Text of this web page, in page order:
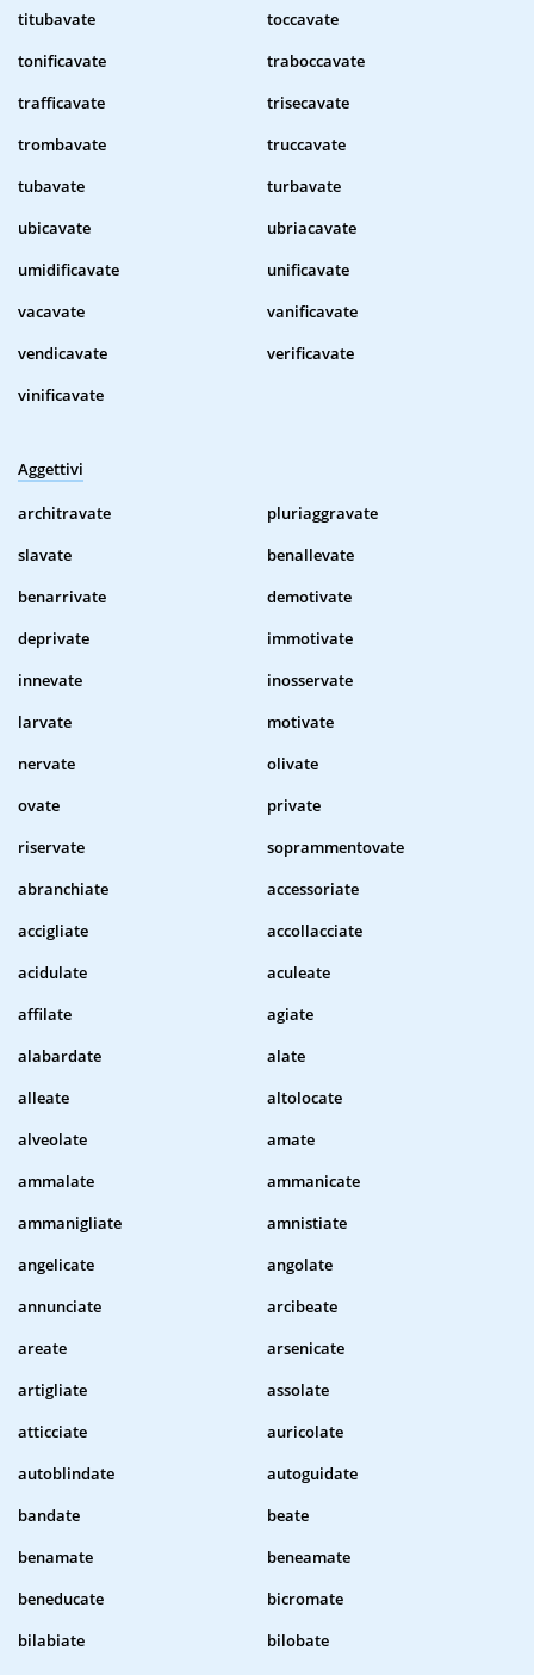
titubavate
toccavate
tonificavate
traboccavate
trafficavate
trisecavate
trombavate
truccavate
tubavate
turbavate
ubicavate
ubriacavate
umidificavate
unificavate
vacavate
vanificavate
vendicavate
verificavate
vinificavate
Aggettivi
architravate
pluriaggravate
slavate
benallevate
benarrivate
demotivate
deprivate
immotivate
innevate
inosservate
larvate
motivate
nervate
olivate
ovate
private
riservate
soprammentovate
abranchiate
accessoriate
accigliate
accollacciate
acidulate
aculeate
affilate
agiate
alabardate
alate
alleate
altolocate
alveolate
amate
ammalate
ammanicate
ammanigliate
amnistiate
angelicate
angolate
annunciate
arcibeate
areate
arsenicate
artigliate
assolate
atticciate
auricolate
autoblindate
autoguidate
bandate
beate
benamate
beneamate
beneducate
bicromate
bilabiate
bilobate